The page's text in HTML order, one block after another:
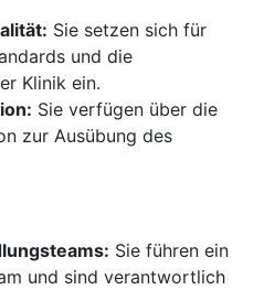
Sie setzen sich für
und die
Klinik ein.
Sie verfügen über die
zur Ausübung des
Sie führen ein
und sind verantwortlich